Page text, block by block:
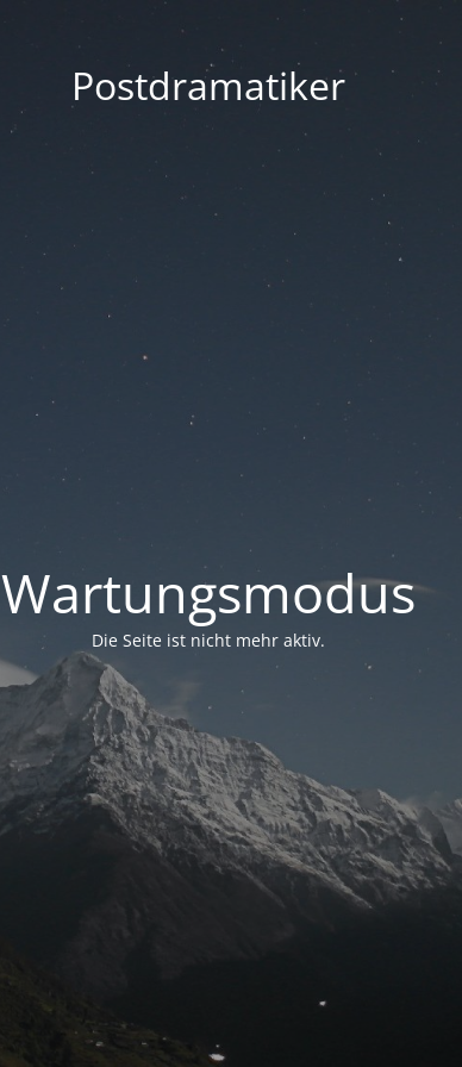
Postdramatiker
Wartungsmodus
Die Seite ist nicht mehr aktiv.